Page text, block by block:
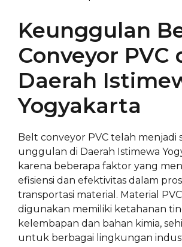
Keunggulan
Conveyor PVC
Daerah
Yogyakarta
Belt conveyor PVC telah menjadi
unggulan di Daerah Istimewa
karena beberapa faktor yang
efisiensi dan efektivitas dalam
transportasi material. Material
digunakan memiliki ketahanan
kelembapan dan bahan kimia,
untuk berbagai lingkungan